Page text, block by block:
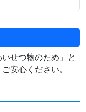
せつ物のため」と
安心ください。